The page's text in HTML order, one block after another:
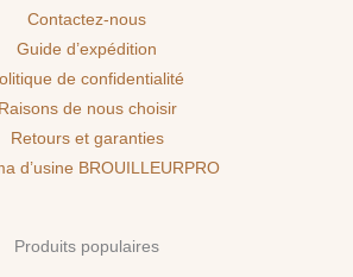
Contactez-nous
Guide d’expédition
de confidentialité
Raisons de nous choisir
Retours et garanties
d’usine BROUILLEURPRO
Produits populaires